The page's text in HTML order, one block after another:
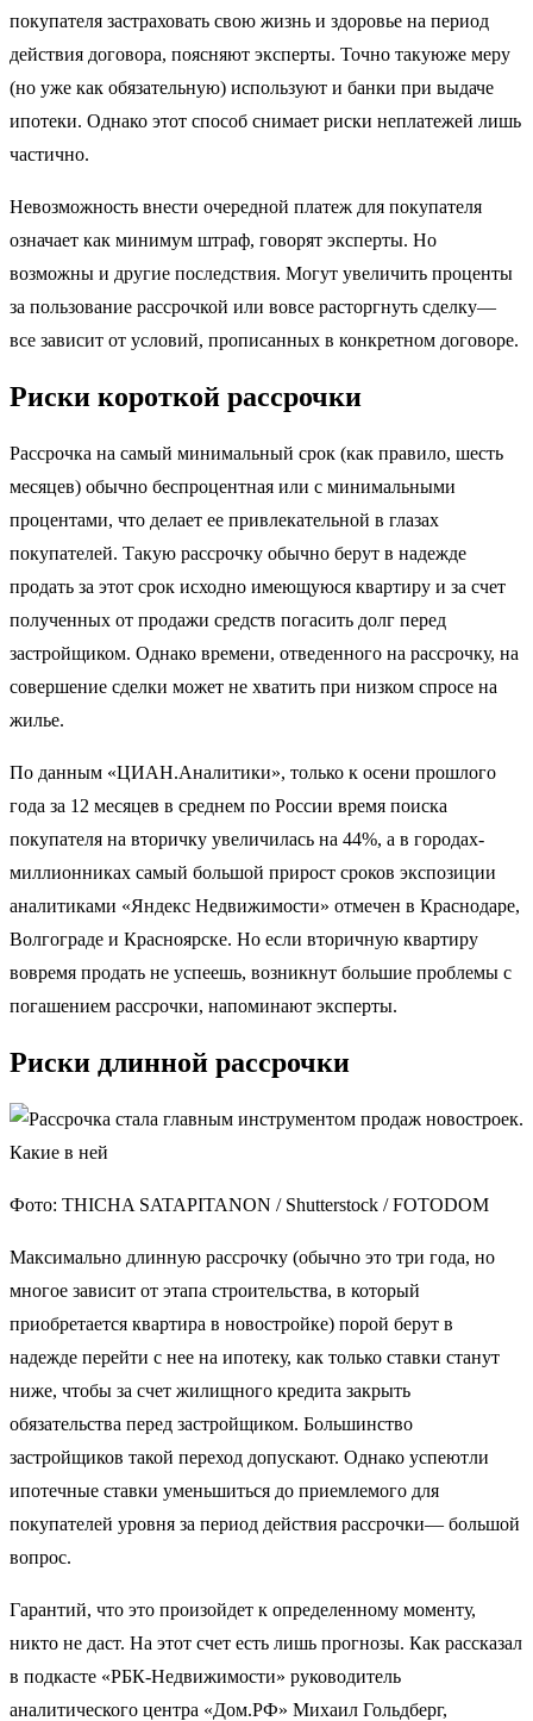
покупателя застраховать свою жизнь и здоровье на период
действия договора, поясняют эксперты. Точно такуюже меру
(но уже как обязательную) используют и банки при выдаче
ипотеки. Однако этот способ снимает риски неплатежей лишь
частично.
Невозможность внести очередной платеж для покупателя
означает как минимум штраф, говорят эксперты. Но
возможны и другие последствия. Могут увеличить проценты
за пользование рассрочкой или вовсе расторгнуть сделку—
все зависит от условий, прописанных в конкретном договоре.
Риски короткой рассрочки
Рассрочка на самый минимальный срок (как правило, шесть
месяцев) обычно беспроцентная или с минимальными
процентами, что делает ее привлекательной в глазах
покупателей. Такую рассрочку обычно берут в надежде
продать за этот срок исходно имеющуюся квартиру и за счет
полученных от продажи средств погасить долг перед
застройщиком. Однако времени, отведенного на рассрочку, на
совершение сделки может не хватить при низком спросе на
жилье.
По данным «ЦИАН.Аналитики», только к осени прошлого
года за 12 месяцев в среднем по России время поиска
покупателя на вторичку увеличилась на 44%, а в городах-
миллионниках самый большой прирост сроков экспозиции
аналитиками «Яндекс Недвижимости» отмечен в Краснодаре,
Волгограде и Красноярске. Но если вторичную квартиру
вовремя продать не успеешь, возникнут большие проблемы с
погашением рассрочки, напоминают эксперты.
Риски длинной рассрочки
Фото: THICHA SATAPITANON / Shutterstock / FOTODOM
Максимально длинную рассрочку (обычно это три года, но
многое зависит от этапа строительства, в который
приобретается квартира в новостройке) порой берут в
надежде перейти с нее на ипотеку, как только ставки станут
ниже, чтобы за счет жилищного кредита закрыть
обязательства перед застройщиком. Большинство
застройщиков такой переход допускают. Однако успеютли
ипотечные ставки уменьшиться до приемлемого для
покупателей уровня за период действия рассрочки— большой
вопрос.
Гарантий, что это произойдет к определенному моменту,
никто не даст. На этот счет есть лишь прогнозы. Как рассказал
в подкасте «РБК-Недвижимости» руководитель
аналитического центра «Дом.РФ» Михаил Гольдберг,